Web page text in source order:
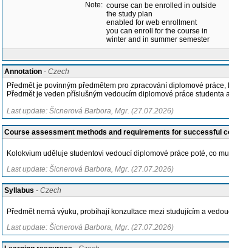
Note: course can be enrolled in outside
the study plan
enabled for web enrollment
you can enroll for the course in
winter and in summer semester
Annotation - Czech
Předmět je povinným předmětem pro zpracování diplomové
Předmět je veden příslušným vedoucím diplomové práce
Last update: Šicnerová Barbora, Mgr. (27.07.2026)
Course assessment methods and requirements for successful
Kolokvium uděluje studentovi vedoucí diplomové práce poté, co
Last update: Šicnerová Barbora, Mgr. (27.07.2026)
Syllabus - Czech
Předmět nemá výuku, probíhají konzultace mezi studujícím a
Last update: Šicnerová Barbora, Mgr. (27.07.2026)